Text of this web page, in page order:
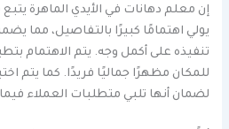
إن معلم دهانات في الأيدي الماهرة يتبع
يولي اهتمامًا كبيرًا بالتفاصيل، مما
تنفيذه على أكمل وجه. يتم الاهتمام
للمكان مظهرًا جماليًا فريدًا. كما يتم
لضمان أنها تلبي متطلبات العملاء